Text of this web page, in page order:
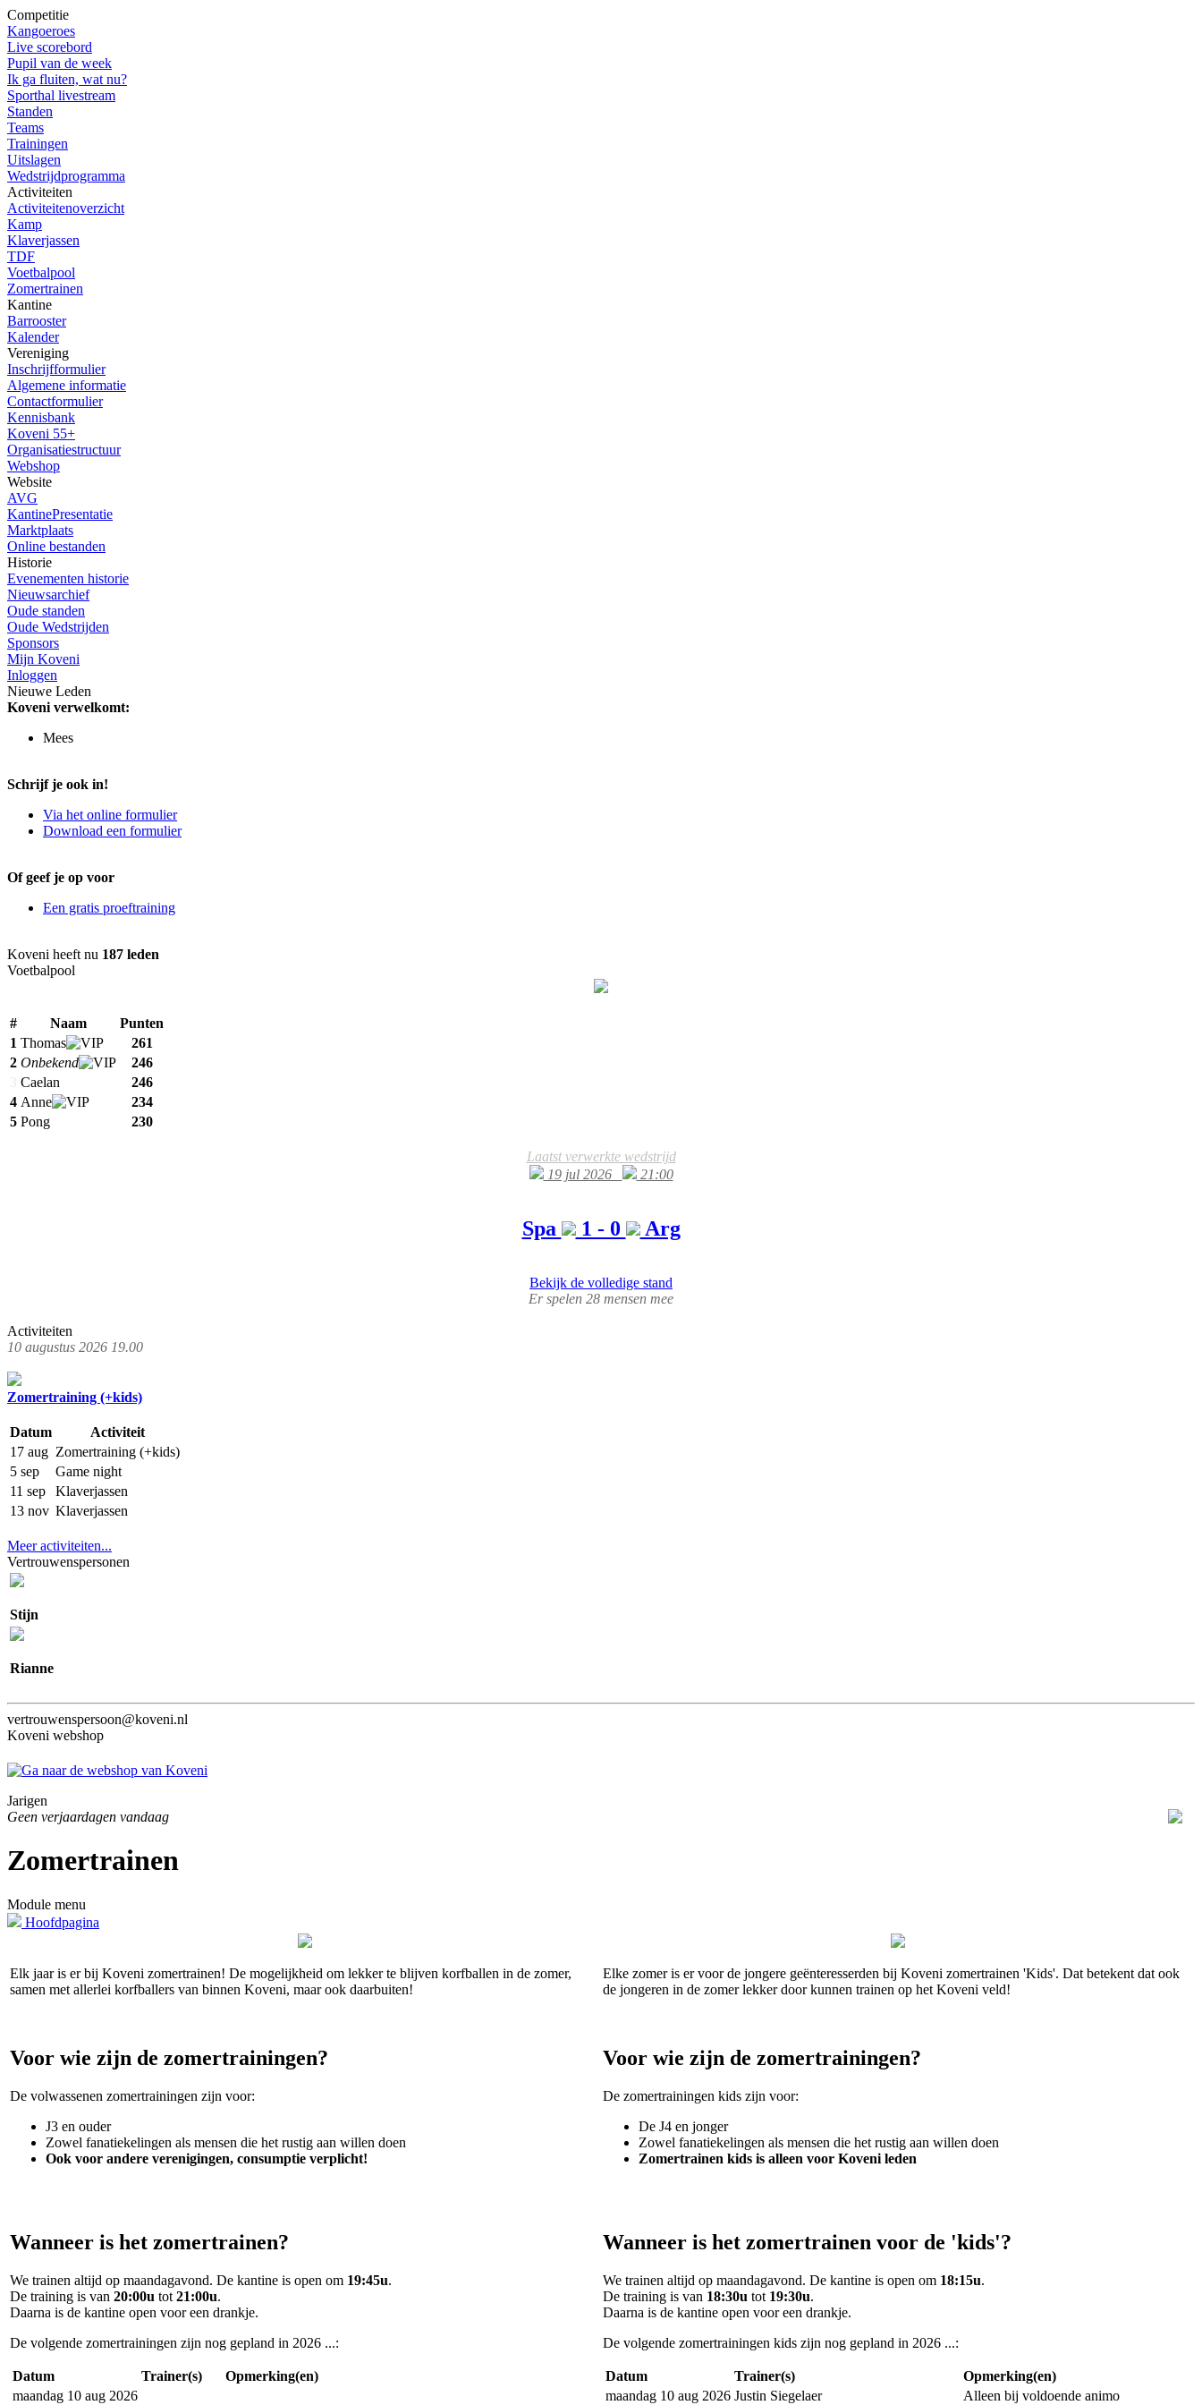
Competitie
Kangoeroes
Live scorebord
Pupil van de week
Ik ga fluiten, wat nu?
Sporthal livestream
Standen
Teams
Trainingen
Uitslagen
Wedstrijdprogramma
Activiteiten
Activiteitenoverzicht
Kamp
Klaverjassen
TDF
Voetbalpool
Zomertrainen
Kantine
Barrooster
Kalender
Vereniging
Inschrijfformulier
Algemene informatie
Contactformulier
Kennisbank
Koveni 55+
Organisatiestructuur
Webshop
Website
AVG
KantinePresentatie
Marktplaats
Online bestanden
Historie
Evenementen historie
Nieuwsarchief
Oude standen
Oude Wedstrijden
Sponsors
Mijn Koveni
Inloggen
Nieuwe Leden
Koveni verwelkomt:
Mees
Schrijf je ook in!
Via het online formulier
Download een formulier
Of geef je op voor
Een gratis proeftraining
Koveni heeft nu 187 leden
Voetbalpool
# Naam
Punten
1 Thomas
261
2 Onbekend
246
Caelan
246
4 Anne
234
5 Pong 230
Laatst verwerkte wedstrijd
19 jul 2026
21:00
Spa 1 - 0 Arg
Bekijk de volledige stand
Er spelen 28 mensen mee
Activiteiten
10 augustus 2026 19.00
Zomertraining (+kids)
Datum
Activiteit
17 aug Zomertraining (+kids)
5 sep
Game night
11 sep
Klaverjassen
13 nov Klaverjassen
Meer activiteiten...
Vertrouwenspersonen
Stijn
Rianne
vertrouwenspersoon@koveni.nl
Koveni webshop
Jarigen
Geen verjaardagen vandaag
Zomertrainen
Module menu
Hoofdpagina
Elk jaar is er bij Koveni zomertrainen! De mogelijkheid om lekker te blijven korfballen in de zomer,
samen met allerlei korfballers van binnen Koveni, maar ook daarbuiten!
Voor wie zijn de zomertrainingen?
De volwassenen zomertrainingen zijn voor:
J3 en ouder
Zowel fanatiekelingen als mensen die het rustig aan willen doen
Ook voor andere verenigingen, consumptie verplicht!
Wanneer is het zomertrainen?
We trainen altijd op maandagavond. De kantine is open om 19:45u.
De training is van 20:00u tot 21:00u.
Daarna is de kantine open voor een drankje.
De volgende zomertrainingen zijn nog gepland in 2026 ...:
Datum Trainer(s)
Opmerking(en)
maandag 10 aug 2026
Elke zomer is er voor de jongere geënteresserden bij Koveni zomertrainen 'Kids'. Dat betekent dat ook
de jongeren in de zomer lekker door kunnen trainen op het Koveni veld!
Voor wie zijn de zomertrainingen?
De zomertrainingen kids zijn voor:
De J4 en jonger
Zowel fanatiekelingen als mensen die het rustig aan willen doen
Zomertrainen kids is alleen voor Koveni leden
Wanneer is het zomertrainen voor de 'kids'?
We trainen altijd op maandagavond. De kantine is open om 18:15u.
De training is van 18:30u tot 19:30u.
Daarna is de kantine open voor een drankje.
De volgende zomertrainingen kids zijn nog gepland in 2026 ...:
Datum Trainer(s)
Opmerking(en)
maandag 10 aug 2026 Justin Siegelaer Alleen bij voldoende animo